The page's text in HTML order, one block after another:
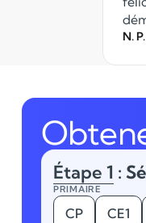
N. P.
Étape 1 :
PRIMAIRE
CP CE1